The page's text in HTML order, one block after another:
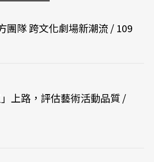
團隊 跨文化劇場新潮流 / 109
」上路，評估藝術活動品質 /